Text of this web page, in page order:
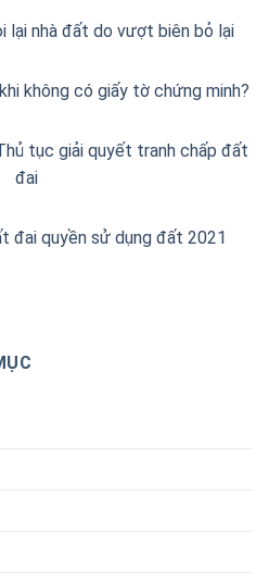
lại nhà đất do vượt biên bỏ lại
không có giấy tờ chứng minh?
tục giải quyết tranh chấp đất
đai
đai quyền sử dụng đất 2021